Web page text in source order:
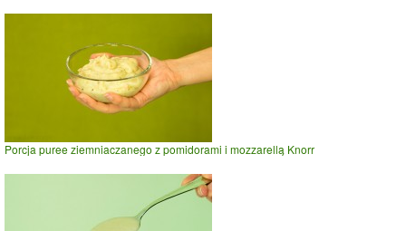
Porcja puree ziemniaczanego z pomidorami i mozzarellą Knorr